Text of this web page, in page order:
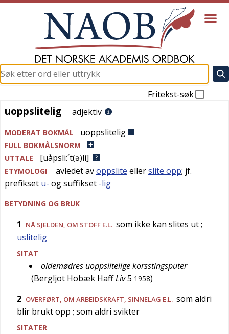
Fritekst-søk
uoppslitelig
uoppslitelig adjektiv
MODERAT BOKMÅL uoppslitelig
FULL BOKMÅLSNORM
UTTALE
[uåpsli:´t(ə)li]
ETYMOLOGI avledet avoppslite ellerslite opp; jf.
prefikset u- og suffikset -lig
BETYDNING OG BRUK
1 NÅ SJELDEN, OM STOFF E.L. som ikke kan slites ut;
uslitelig
SITAT
oldemødres uoppslitelige korsstingsputer
(Bergljot Hobæk HaffLiv5 1958)
2 OVERFØRT, OM ARBEIDSKRAFT, SINNELAG E.L. som aldri
blir brukt opp ; som aldri svikter
SITATER